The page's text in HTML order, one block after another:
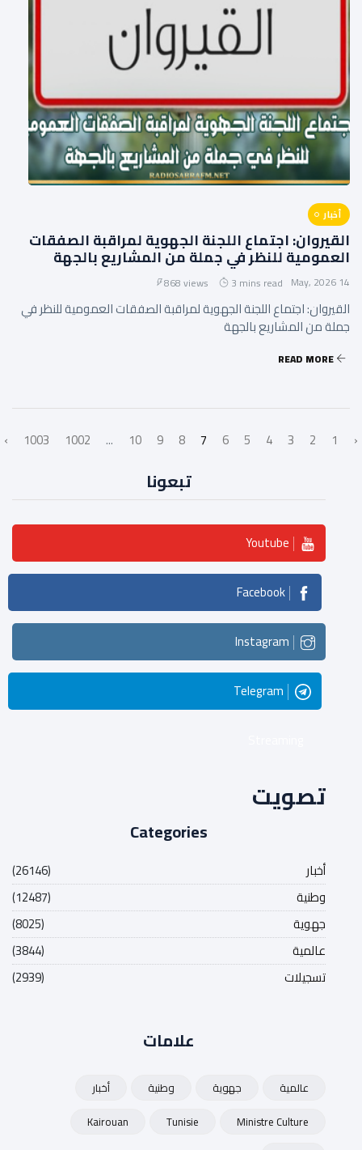
أخبار
القيروان: اجتماع اللجنة الجهوية لمراقبة الصفقات
العمومية للنظر في جملة من المشاريع بالجهة
14 May, 2026
3 mins read
868 views
القيروان: اجتماع اللجنة الجهوية لمراقبة الصفقات العمومية للنظر في
جملة من المشاريع بالجهة
READ MORE
‹
1
2
3
4
5
6
7
8
9
10
...
1002
1003
›
تبعونا
Youtube
Facebook
Instagram
Telegram
تصويت
Categories
أخبار
(26146)
وطنية
(12487)
جهوية
(8025)
عالمية
(3844)
تسجيلات
(2939)
علامات
عالمية جهوية وطنية
أخبار
Ministre Culture
Tunisie
Kairouan